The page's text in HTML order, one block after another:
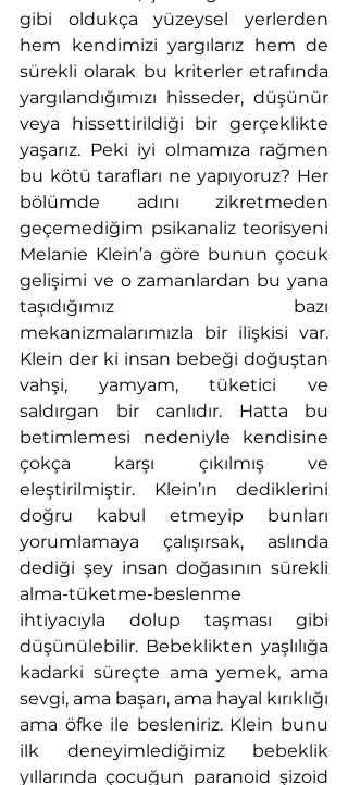
gibi oldukça yüzeysel yerlerden
hem kendimizi yargılarız hem de
sürekli olarak bu kriterler etrafında
yargılandığımızı hisseder, düşünür
veya hissettirildiği bir gerçeklikte
yaşarız. Peki iyi olmamıza rağmen
bu kötü tarafları ne yapıyoruz? Her
bölümde adını zikretmeden
geçemediğim psikanaliz teorisyeni
Melanie Klein’a göre bunun çocuk
gelişimi ve o zamanlardan bu yana
taşıdığımız bazı
mekanizmalarımızla bir ilişkisi var.
Klein der ki insan bebeği doğuştan
vahşi, yamyam, tüketici ve
saldırgan bir canlıdır. Hatta bu
betimlemesi nedeniyle kendisine
çokça karşı çıkılmış ve
eleştirilmiştir. Klein’ın dediklerini
doğru kabul etmeyip bunları
yorumlamaya çalışırsak, aslında
dediği şey insan doğasının sürekli
alma-tüketme-beslenme
ihtiyacıyla dolup taşması gibi
düşünülebilir. Bebeklikten yaşlılığa
kadarki süreçte ama yemek, ama
sevgi, ama başarı, ama hayal kırıklığı
ama öfke ile besleniriz. Klein bunu
ilk deneyimlediğimiz bebeklik
yıllarında çocuğun paranoid şizoid